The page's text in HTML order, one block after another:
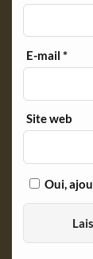
E-mail*
Site web
Oui,